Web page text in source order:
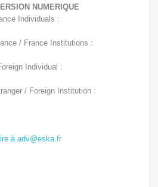
NUMERIQUE
/ France Individuals :
/ France Institutions :
/ Foreign Individual :
/ Foreign Institution :
à adv@eska.fr